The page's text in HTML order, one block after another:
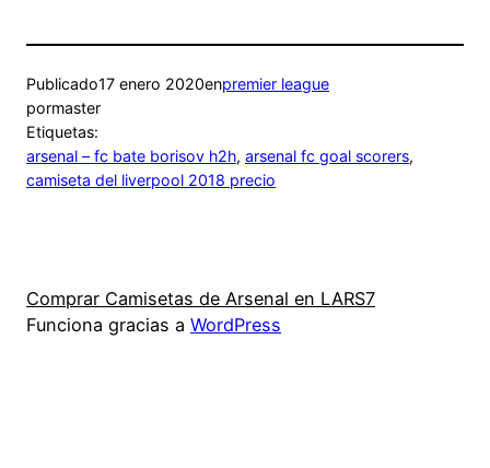
Publicado17 enero 2020enpremier league
pormaster
Etiquetas:
arsenal – fc bate borisov h2h, arsenal fc goal scorers
camiseta del liverpool 2018 precio
Comprar Camisetas de Arsenal en LARS7
Funciona gracias a WordPress